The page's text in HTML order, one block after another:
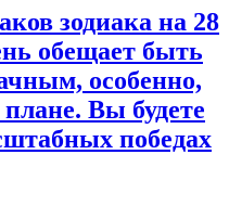
зодиака на 28
обещает быть
особенно,
Вы будете
победах